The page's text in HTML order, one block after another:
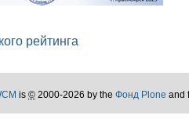
is© 2000-2026 by theФонд Plone and